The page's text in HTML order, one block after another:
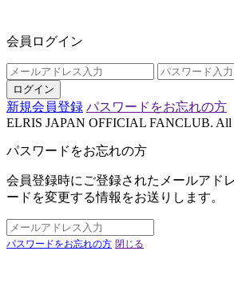
会員ログイン
ログイン
新規会員登録 パスワードをお忘れの方
ELRIS JAPAN OFFICIAL FANCLUB. All
パスワードをお忘れの方
会員登録時にご登録されたメールアド
ードを変更する情報をお送りします。
パスワードをお忘れの方 閉じる